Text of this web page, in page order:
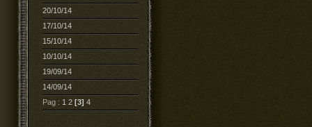
20/10/14
17/10/14
15/10/14
10/10/14
19/09/14
14/09/14
Pag : 1 2 [3] 4